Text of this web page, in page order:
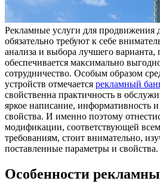
Рекламные услуги для продвижения
обязательно требуют к себе
анализа и выбора лучшего варианта,
обеспечивается максимально
сотрудничество. Особым образом
устройств отмечается рекламный
свойственна практичность в
яркое написание, информативность
свойства. И именно поэтому
модификации, соответствующей
требованиям, стоит внимательно,
поставленные параметры и свойства.
Особенности